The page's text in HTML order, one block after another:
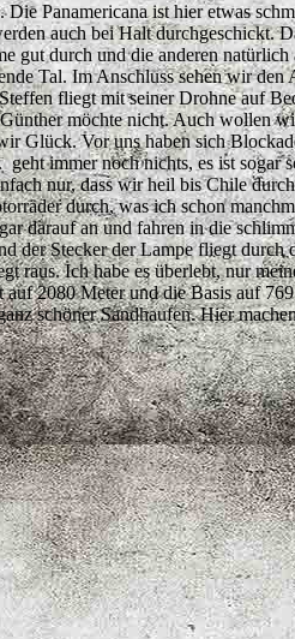
Panamericana ist hier etwas
auch bei Halt durchgeschickt.
gut durch und die anderen
Tal. Im Anschluss sehen wir
fliegt mit seiner Drohne auf
möchte nicht. Auch wollen
Glück. Vor uns haben sich
immer noch nichts, es ist
nur, dass wir heil bis Chile
durch, was ich schon
darauf an und fahren in die
der Stecker der Lampe fliegt
raus. Ich habe es überlebt, nur
2080 Meter und die Basis auf
schöner Sandhaufen. Hier